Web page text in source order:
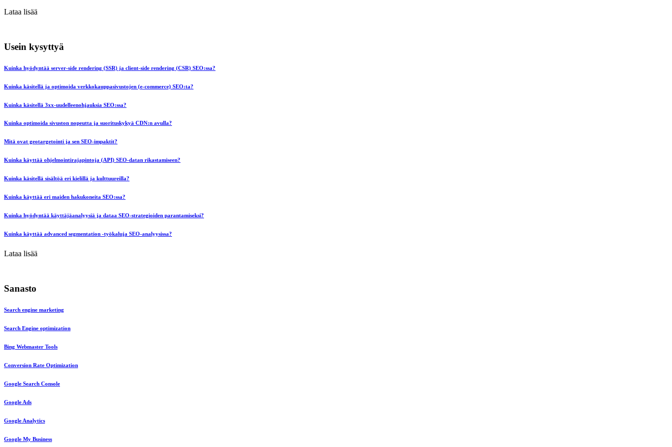
Lataa lisää
Usein kysyttyä
Kuinka hyödyntää server-side rendering (SSR) ja client-side rendering (CSR) SEO:ssa?
Kuinka käsitellä ja optimoida verkkokauppasivustojen (e-commerce) SEO:ta?
Kuinka käsitellä 3xx-uudelleenohjauksia SEO:ssa?
Kuinka optimoida sivuston nopeutta ja suorituskykyä CDN:n avulla?
Mitä ovat geotargetointi ja sen SEO-impaktit?
Kuinka käyttää ohjelmointirajapintoja (API) SEO-datan rikastamiseen?
Kuinka käsitellä sisältöä eri kielillä ja kulttuureilla?
Kuinka käyttää eri maiden hakukoneita SEO:ssa?
Kuinka hyödyntää käyttäjäanalyysiä ja dataa SEO-strategioiden parantamiseksi?
Kuinka käyttää advanced segmentation -työkaluja SEO-analyysissa?
Lataa lisää
Sanasto
Search engine marketing
Search Engine optimization
Bing Webmaster Tools
Conversion Rate Optimization
Google Search Console
Google Ads
Google Analytics
Google My Business